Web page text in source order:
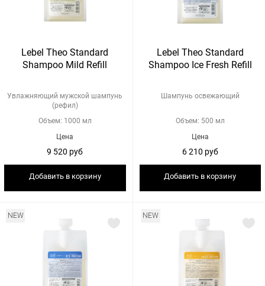
Lebel Theo Standard
Shampoo Mild Refill
Увлажняющий мужской шампунь
(рефил)
Объем: 1000 мл
Цена
9 520 руб
Добавить в корзину
Lebel Theo Standard
Shampoo Ice Fresh Refill
Шампунь освежающий
Объем: 500 мл
Цена
6 210 руб
Добавить в корзину
NEW NEW